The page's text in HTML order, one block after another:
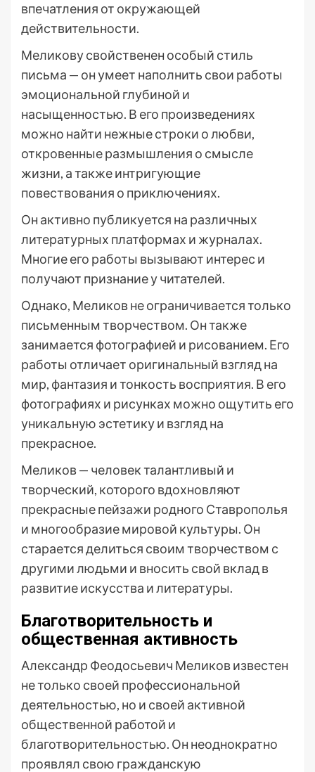
впечатления от окружающей
действительности.
Меликову свойственен особый стиль
письма — он умеет наполнить свои работы
эмоциональной глубиной и
насыщенностью. В его произведениях
можно найти нежные строки о любви,
откровенные размышления о смысле
жизни, а также интригующие
повествования о приключениях.
Он активно публикуется на различных
литературных платформах и журналах.
Многие его работы вызывают интерес и
получают признание у читателей.
Однако, Меликов не ограничивается только
письменным творчеством. Он также
занимается фотографией и рисованием. Его
работы отличает оригинальный взгляд на
мир, фантазия и тонкость восприятия. В его
фотографиях и рисунках можно ощутить его
уникальную эстетику и взгляд на
прекрасное.
Меликов — человек талантливый и
творческий, которого вдохновляют
прекрасные пейзажи родного Ставрополья
и многообразие мировой культуры. Он
старается делиться своим творчеством с
другими людьми и вносить свой вклад в
развитие искусства и литературы.
Благотворительность и
общественная активность
Александр Феодосьевич Меликов известен
не только своей профессиональной
деятельностью, но и своей активной
общественной работой и
благотворительностью. Он неоднократно
проявлял свою гражданскую